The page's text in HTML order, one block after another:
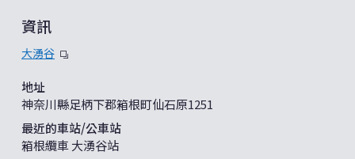
資訊
大湧谷
地址
神奈川縣足柄下郡箱根町仙石原1251
最近的車站/公車站
箱根纜車 大湧谷站